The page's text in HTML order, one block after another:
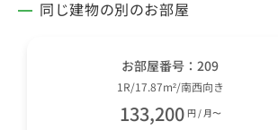
同じ建物の別のお部屋
お部屋番号：209
1R/17.87m²/南西向き
133,200 円 / 月〜